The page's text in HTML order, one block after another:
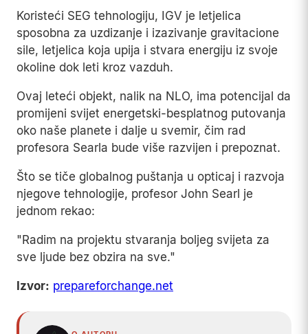
Koristeći SEG tehnologiju, IGV je letjelica
sposobna za uzdizanje i izazivanje gravitacione
sile, letjelica koja upija i stvara energiju iz svoje
okoline dok leti kroz vazduh.
Ovaj leteći objekt, nalik na NLO, ima potencijal da
promijeni svijet energetski-besplatnog putovanja
oko naše planete i dalje u svemir, čim rad
profesora Searla bude više razvijen i prepoznat.
Što se tiče globalnog puštanja u opticaj i razvoja
njegove tehnologije, profesor John Searl je
jednom rekao:
"Radim na projektu stvaranja boljeg svijeta za
sve ljude bez obzira na sve."
Izvor: prepareforchange.net